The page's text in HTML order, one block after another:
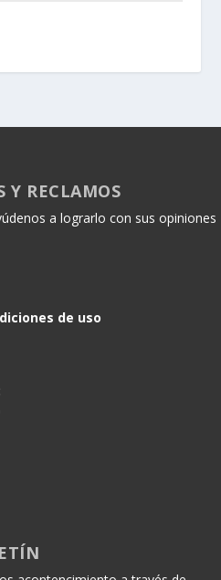
Y RECLAMOS
a lograrlo con sus opiniones
de uso